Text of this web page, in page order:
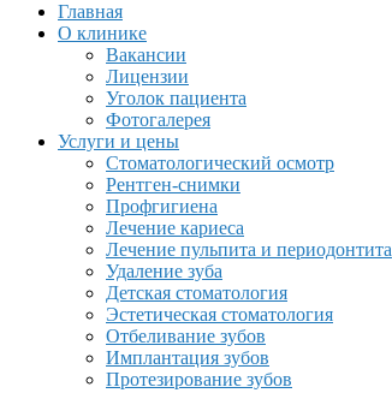
Главная
О клинике
Вакансии
Лицензии
Уголок пациента
Фотогалерея
Услуги и цены
Стоматологический осмотр
Рентген-снимки
Профгигиена
Лечение кариеса
Лечение пульпита и периодонтита
Удаление зуба
Детская стоматология
Эстетическая стоматология
Отбеливание зубов
Имплантация зубов
Протезирование зубов